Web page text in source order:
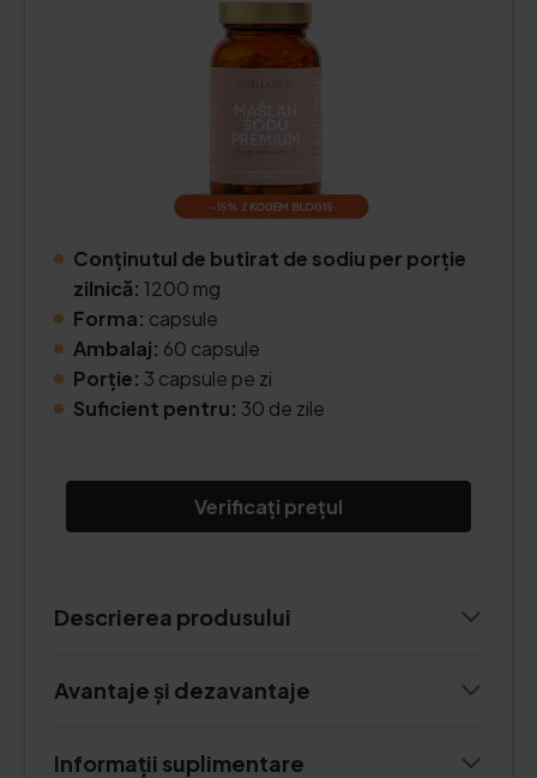
Conținutul de butirat de sodiu per porție
zilnică: 1200 mg
Forma: capsule
Ambalaj: 60 capsule
Porție: 3 capsule pe zi
Suficient pentru: 30 de zile
Verificați prețul
Descrierea produsului
Avantaje și dezavantaje
Informații suplimentare